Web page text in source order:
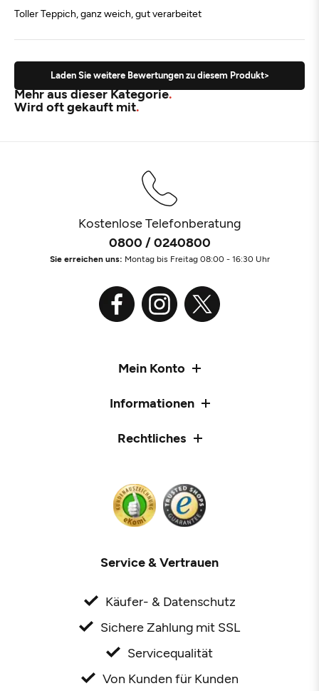
Toller Teppich, ganz weich, gut verarbeitet
Laden Sie weitere Bewertungen zu diesem Produkt>
Mehr aus dieser Kategorie
Wird oft gekauft mit
Kostenlose Telefonberatung
0800 / 0240800
Sie erreichen uns: Montag bis Freitag 08:00 - 16:30 Uhr
Mein Konto
Informationen
Rechtliches
Service & Vertrauen
Käufer- & Datenschutz
Sichere Zahlung mit SSL
Servicequalität
Von Kunden für Kunden